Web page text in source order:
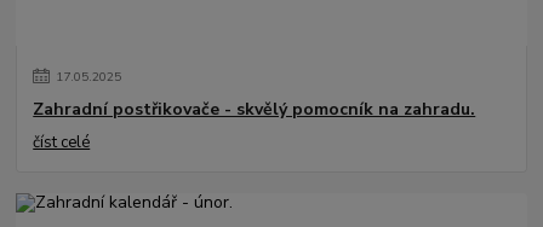
17.05.2025
Zahradní postřikovače - skvělý pomocník na zahradu.
číst celé